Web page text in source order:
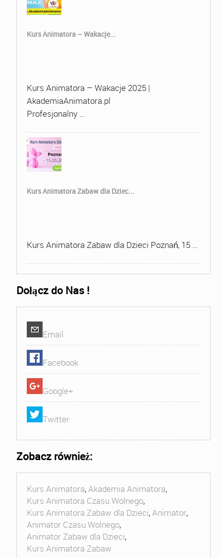
Kurs Animatora – Wakacje...
Kurs Animatora – Wakacje 2025 |
AkademiaAnimatora.pl
Profesjonalny …
Kurs Animatora Zabaw dla Dziec...
Kurs Animatora Zabaw dla Dzieci Poznań, 15 …
Dołącz do Nas !
Email
Facebook
Google+
Twitter
Zobacz również:
Kurs Animatora,Akademia Animatora,
Kurs Animatora Czasu Wolnego,
Kurs Animatora Zabaw dla Dzieci,Animator,
Animator Czasu Wolnego,
Animator Zabaw dla Dzieci,
Kurs Animatora Zabaw